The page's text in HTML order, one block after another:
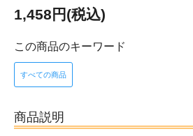
1,458円(税込)
この商品のキーワード
すべての商品
商品説明